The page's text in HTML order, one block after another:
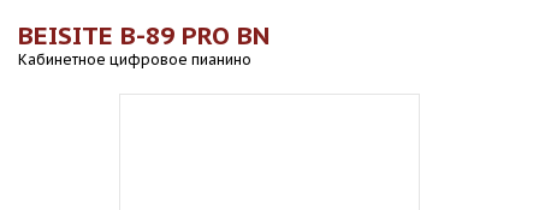
BEISITE B-89 PRO BN
Кабинетное цифровое пианино